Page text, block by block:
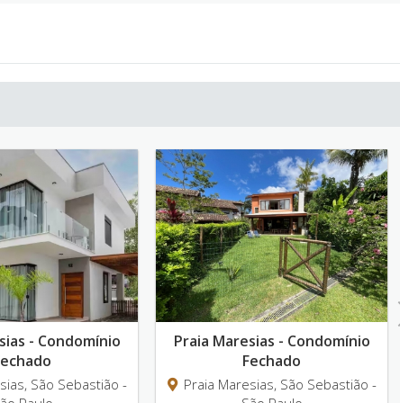
Praia Maresias - Condomínio
Praia Maresias, São Sebastião -
Praia
Praia